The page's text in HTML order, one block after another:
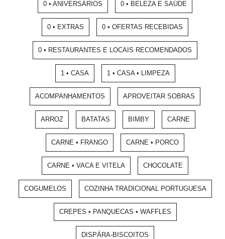
0 • ANIVERSÁRIOS 0 • BELEZA E SAÚDE
0 • EXTRAS 0 • OFERTAS RECEBIDAS
0 • RESTAURANTES E LOCAIS RECOMENDADOS
1 • CASA 1 • CASA • LIMPEZA
ACOMPANHAMENTOS APROVEITAR SOBRAS
ARROZ BATATAS BIMBY CARNE
CARNE • FRANGO CARNE • PORCO
CARNE • VACA E VITELA CHOCOLATE
COGUMELOS COZINHA TRADICIONAL PORTUGUESA
CREPES • PANQUECAS • WAFFLES
DISPÁRA-BISCOITOS